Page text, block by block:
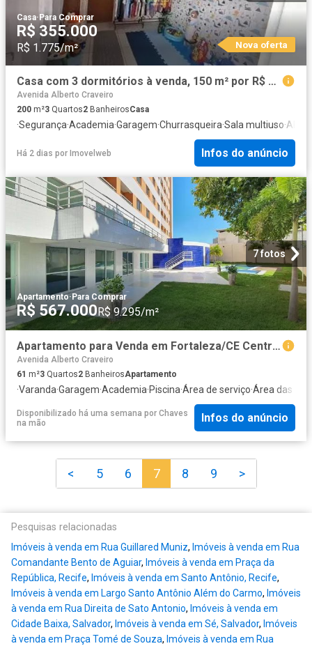
Casa·Para Comprar
R$ 355.000
R$ 1.775/m² Nova oferta
Casa com 3 dormitórios à venda, 150 m² por R$ 355.000,00 Jardim Florestan Fernandes Ribeirão Pre
Avenida Alberto Craveiro
200 m²3 Quartos2 BanheirosCasa
·Segurança·Academia·Garagem·Churrasqueira·Sala multiuso·
Há 2 dias por Imovelweb Infos do anúncio
7 fotos
Apartamento·Para Comprar
R$ 567.000R$ 9.295/m²
Apartamento para Venda em Fortaleza/CE Centro 3 Quartos
Avenida Alberto Craveiro
61 m²3 Quartos2 BanheirosApartamento
·Varanda·Garagem·Academia·Piscina·Área de serviço·Área das
Disponibilizado há uma semana por Chaves
na mão
Infos do anúncio
< 5 6 7 8 9 >
Pesquisas relacionadas
Imóveis à venda em Rua Guillared Muniz, Imóveis à venda em Rua
Comandante Bento de Aguiar, Imóveis à venda em Praça da
República, Recife, Imóveis à venda em Santo Antônio, Recife,
Imóveis à venda em Largo Santo Antônio Além do Carmo, Imóveis
à venda em Rua Direita de Sato Antonio, Imóveis à venda em
Cidade Baixa, Salvador, Imóveis à venda em Sé, Salvador, Imóveis
à venda em Praça Tomé de Souza, Imóveis à venda em Rua